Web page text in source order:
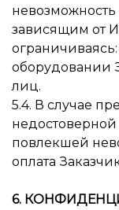
зависящим от
оборудовании
лиц.
5.4. В случае
повлекшей
оплата
6.